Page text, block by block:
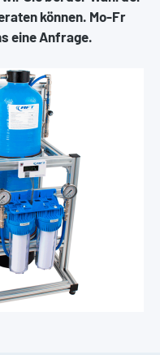
können. Mo-Fr
eine Anfrage.